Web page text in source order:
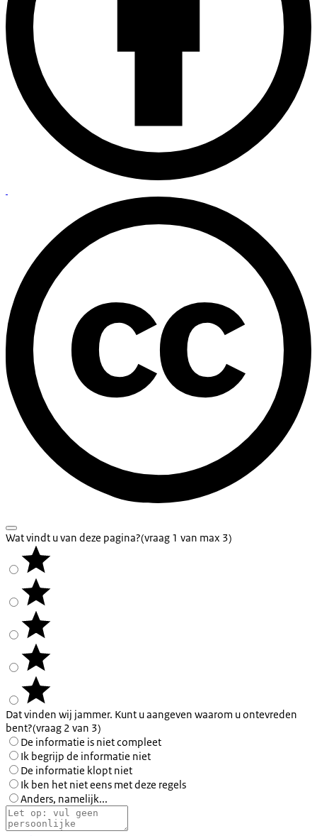
Wat vindt u van deze pagina?(vraag 1 van max 3)
Dat vinden wij jammer. Kunt u aangeven waarom u ontevreden
bent?(vraag 2 van 3)
De informatie is niet compleet
Ik begrijp de informatie niet
De informatie klopt niet
Ik ben het niet eens met deze regels
Anders, namelijk...